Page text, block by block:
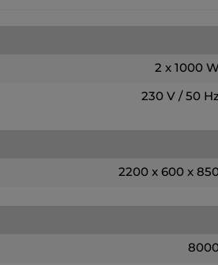
2 x 1000 W
230 V / 50
2200 x 600 x